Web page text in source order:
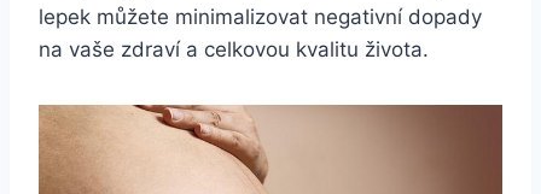
lepek můžete minimalizovat negativní dopady
na vaše zdraví a celkovou kvalitu života.